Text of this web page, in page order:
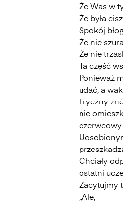
Że Was w
Że była
Spokój
Że nie
Że nie
Ta część
Ponieważ
udać, a
liryczny
nie
czerwcowy
Chciały
ostatni
Zacytujmy
„Ale,